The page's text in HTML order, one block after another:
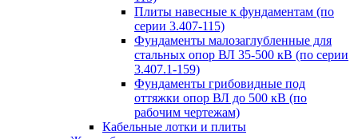
Плиты навесные к фундаментам (по
серии 3.407-115)
Фундаменты малозаглубленные для
стальных опор ВЛ 35-500 кВ (по серии
3.407.1-159)
Фундаменты грибовидные под
оттяжки опор ВЛ до 500 кВ (по
рабочим чертежам)
Кабельные лотки и плиты